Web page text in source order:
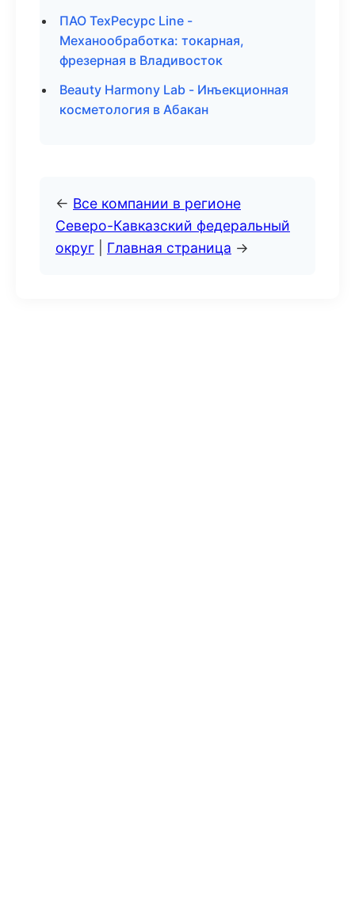
ПАО ТехРесурс Line -
Механообработка: токарная,
фрезерная в Владивосток
Beauty Harmony Lab - Инъекционная
косметология в Абакан
← Все компании в регионе
Северо-Кавказский федеральный
округ
Главная страница →